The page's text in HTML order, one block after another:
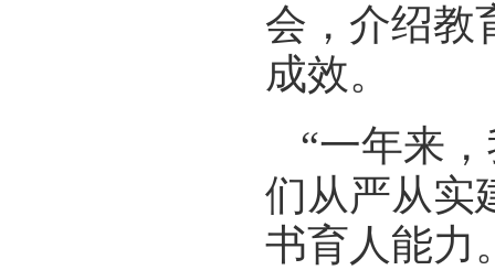
会，介绍教
成效。
“一年来
们从严从实
书育人能力